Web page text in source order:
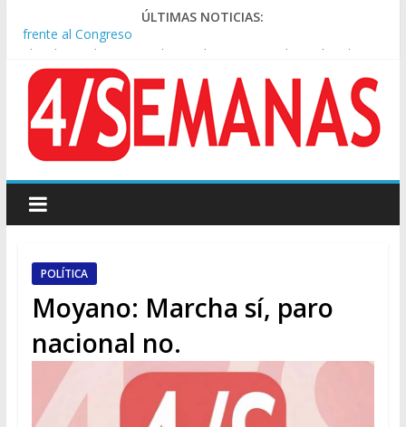
ÚLTIMAS NOTICIAS:
El rechazo al proyecto de Ley de Tierras predominó en las
redes
Manuel Belgrano: Reparación Historia en el solar natal
Confirmado: el papa León XIV visitará la Argentina entre el 8 y
el 11 de noviembre
Crisis diplomática: Brasil retiró a su embajador de la Argentina
tras los insultos de Milei a Lula
frente al Congreso
POLÍTICA
Moyano: Marcha sí, paro
nacional no.